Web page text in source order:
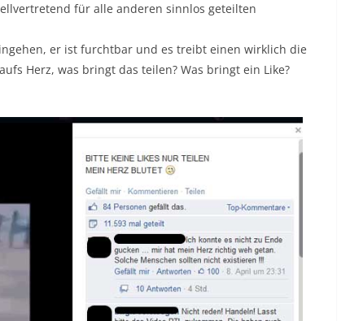
für alle anderen sinnlos geteilten
er ist furchtbar und es treibt einen wirklich die
Herz, was bringt das teilen? Was bringt ein Like?